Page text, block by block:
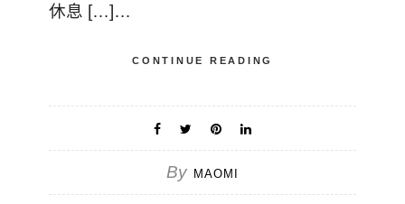
休息 […]…
CONTINUE READING
By MAOMI